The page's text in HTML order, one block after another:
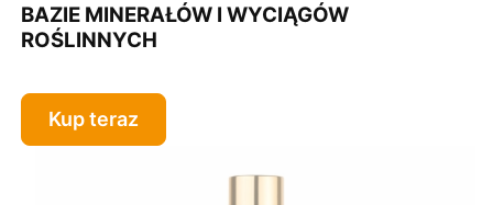
BAZIE MINERAŁÓW I WYCIĄGÓW
ROŚLINNYCH
Kup teraz